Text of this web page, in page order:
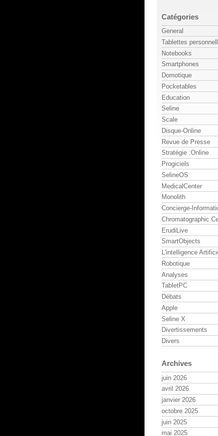
Catégories
General
Tablettes
Notebooks
Smartphones
Domotique
Pocketables
Education
Seline
Scale
Disque-Online
Revue de Presse
Stratégie :Online
Progiciels
SelineOS
MedicalCenter
Monolith
Concierge-
Chromatographic
ErudiLive
SmartObjects
L'intelligence
Robotique
Analyses
TabletPC
Débats
Apple
Seline X
Divertissements
Divers
Archives
juin 2026
avril 2026
janvier 2026
octobre 2025
juin 2025
mai 2025